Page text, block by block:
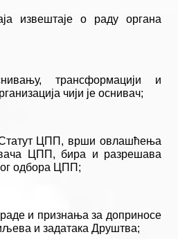
извештаје о раду органа
трансформацији и
чији је оснивач;
ЦПП, врши овлашћења
ЦПП, бира и разрешава
одбора ЦПП;
и признања за доприносе
и задатака Друштва;